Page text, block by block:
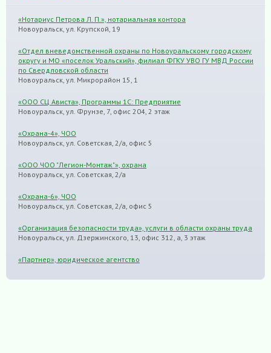
«Нотариус Петрова Л. П.», нотариальная контора
Новоуральск, ул. Крупской, 19
«Отдел вневедомственной охраны по Новоуральскому городскому
округу и МО «поселок Уральский», филиал ФГКУ УВО ГУ МВД России
по Свердловской области
Новоуральск, ул. Микрорайон 15, 1
«ООО СЦ Ависта», Программы 1С: Предприятие
Новоуральск, ул. Фрунзе, 7, офис 204, 2 этаж
«Охрана-4», ЧОО
Новоуральск, ул. Советская, 2/а, офис 5
«ООО ЧОО "Легион-Монтаж"», охрана
Новоуральск, ул. Советская, 2/а
«Охрана-6», ЧОО
Новоуральск, ул. Советская, 2/а, офис 5
«Организация безопасности труда», услуги в области охраны труда
Новоуральск, ул. Дзержинского, 13, офис 312, а, 3 этаж
«Партнер», юридическое агентство